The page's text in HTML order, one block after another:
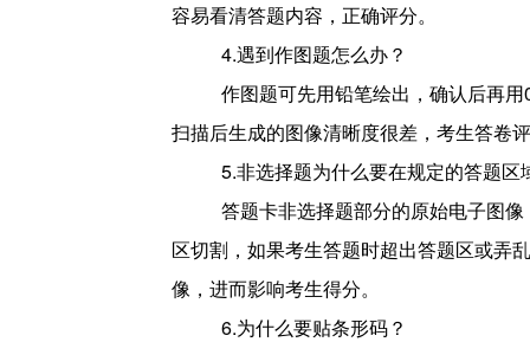
容易看清答题内容，正确评分。
4.遇到作图题怎么办？
作图题可先用铅笔绘出，确认后再
扫描后生成的图像清晰度很差，考生答卷
5.非选择题为什么要在规定的答题区
答题卡非选择题部分的原始电子图
区切割，如果考生答题时超出答题区或弄
像，进而影响考生得分。
6.为什么要贴条形码？